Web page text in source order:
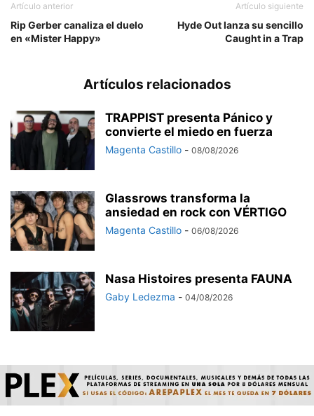
Artículo anterior
Rip Gerber canaliza el duelo
en «Mister Happy»
Artículo siguiente
Hyde Out lanza su sencillo
Caught in a Trap
Artículos relacionados
TRAPPIST presenta Pánico y
convierte el miedo en fuerza
Magenta Castillo - 08/08/2026
Glassrows transforma la
ansiedad en rock con VÉRTIGO
Magenta Castillo - 06/08/2026
Nasa Histoires presenta FAUNA
Gaby Ledezma - 04/08/2026